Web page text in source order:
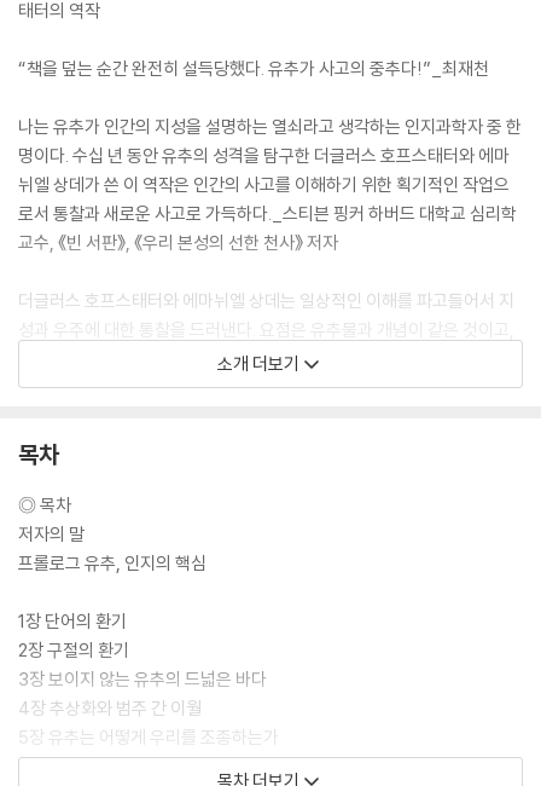
태터의 역작
“책을 덮는 순간 완전히 설득당했다. 유추가 사고의 중추다!”_최재천
나는 유추가 인간의 지성을 설명하는 열쇠라고 생각하는 인지과학자 중 한
명이다. 수십 년 동안 유추의 성격을 탐구한 더글러스 호프스태터와 에마
뉘엘 상데가 쓴 이 역작은 인간의 사고를 이해하기 위한 획기적인 작업으
로서 통찰과 새로운 사고로 가득하다._스티븐 핑커 하버드 대학교 심리학
교수, 《빈 서판》, 《우리 본성의 선한 천사》 저자
더글러스 호프스태터와 에마뉘엘 상데는 일상적인 이해를 파고들어서 지
성과 우주에 대한 통찰을 드러낸다. 요점은 유추물과 개념이 같은 것이고,
보편적으로 존재하는 것이며, 사고를 이해하는 열쇠라는 점을 깨닫는 것이
다. 쉽게 읽히지만 깊이 있는 내용이다. 재미있는 동시에 심오하다._돈 노
◎ 도서 소개
‘유추’에 대한 관심으로 시작한 두 학자의 지적 교류
7년여에 걸친 사고 교환 끝에 완성된 ‘생각’에 관한 획기적인 생각!
더글러스 호프스태터는 인지과학·컴퓨터과학 분야에서 30년간 “사고의
소개 더보기
목차
◎ 목차
저자의 말
프롤로그 유추, 인지의 핵심
1장 단어의 환기
2장 구절의 환기
3장 보이지 않는 유추의 드넓은 바다
4장 추상화와 범주 간 이월
5장 유추는 어떻게 우리를 조종하는가
6장 우리는 어떻게 유추를 조작하는가
목차 더보기